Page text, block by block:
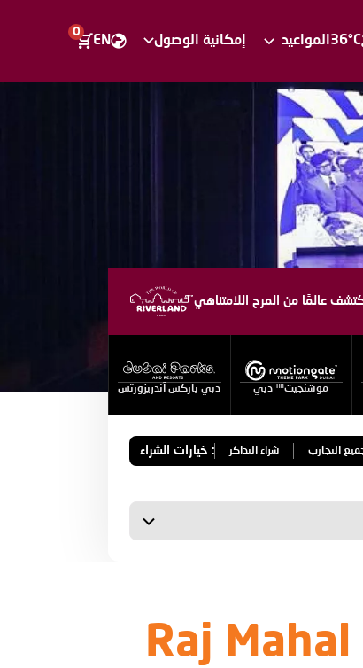
36°C المواعيد إمكانية الوصول EN
0
دبي باركس آندريزورتس موشنجيت™ دبي
خيارات الشراء : شراء التذاكر التجارب
Raj